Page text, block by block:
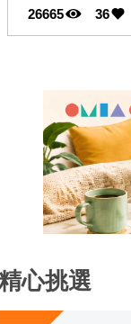
26665 36
心挑選